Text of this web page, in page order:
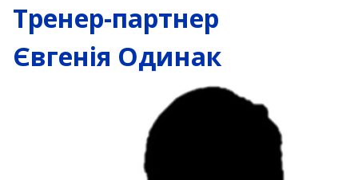
Тренер-партнер
Євгенія Одинак